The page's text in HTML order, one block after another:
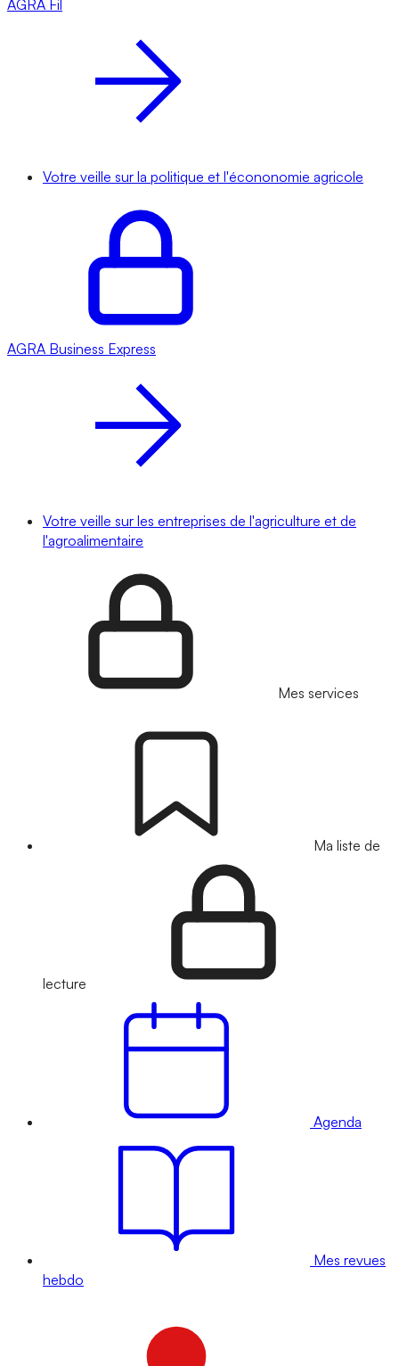
AGRA Fil
Votre veille sur la politique et l'écononomie agricole
AGRA Business Express
Votre veille sur les entreprises de l'agriculture et de
l'agroalimentaire
Mes services
Ma liste de
lecture
Agenda
Mes revues
hebdo